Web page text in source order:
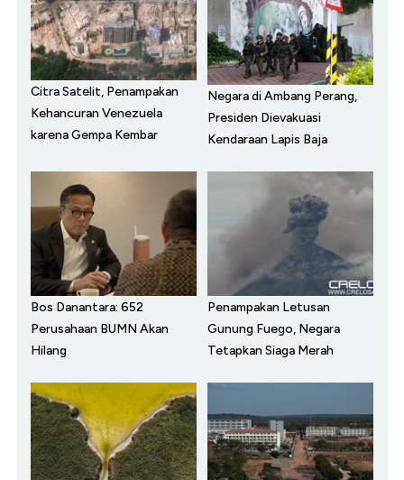
Citra Satelit, Penampakan
Kehancuran Venezuela
karena Gempa Kembar
Negara di Ambang Perang,
Presiden Dievakuasi
Kendaraan Lapis Baja
Bos Danantara: 652
Perusahaan BUMN Akan
Hilang
Penampakan Letusan
Gunung Fuego, Negara
Tetapkan Siaga Merah